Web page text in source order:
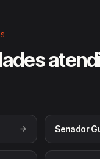
Senador